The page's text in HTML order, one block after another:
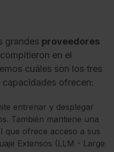
grandes proveedores
compitieron en el
cuáles son los tres
ofrecen:
entrenar y desplegar
También mantiene una
que ofrece acceso a sus
Extensos (LLM - Large